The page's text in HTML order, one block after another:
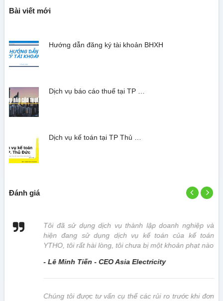
Bài viết mới
Hướng dẫn đăng ký tài khoản BHXH
Dịch vụ báo cáo thuế tại TP …
Dịch vụ kế toán tại TP Thủ …
Đánh giá
Tôi đã sử dụng dịch vụ thành lập doanh nghiệp và
hiện đang sử dụng dịch vụ kế toán của kế toán
YTHO, tôi rất hài lòng, tôi chưa bị một khoản phạt nào
- Lê Minh Tiến - CEO Asia Electricity
Chúng tôi được tư vấn cụ thể các rủi ro trước khi đơn